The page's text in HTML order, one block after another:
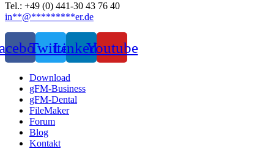
Tel.: +49 (0) 441-30 43 76 40
in**@*********er.de
TwitterLinkedinYoutube
Download
gFM-Business
gFM-Dental
FileMaker
Forum
Blog
Kontakt